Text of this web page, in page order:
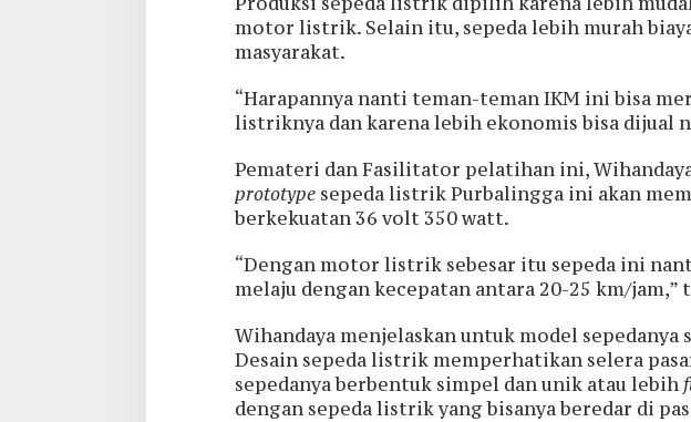
motor listrik. Selain itu, sepeda lebih murah
masyarakat.
“Harapannya nanti teman-teman IKM ini bisa
listriknya dan karena lebih ekonomis bisa dijual
Pemateri dan Fasilitator pelatihan ini,
prototypesepeda listrik Purbalingga ini akan
berkekuatan 36 volt 350 watt.
“Dengan motor listrik sebesar itu sepeda ini
melaju dengan kecepatan antara 20-25 km/jam,”
Wihandaya menjelaskan untuk model sepedanya
Desain sepeda listrik memperhatikan selera
sepedanya berbentuk simpel dan unik atau lebih
dengan sepeda listrik yang bisanya beredar di